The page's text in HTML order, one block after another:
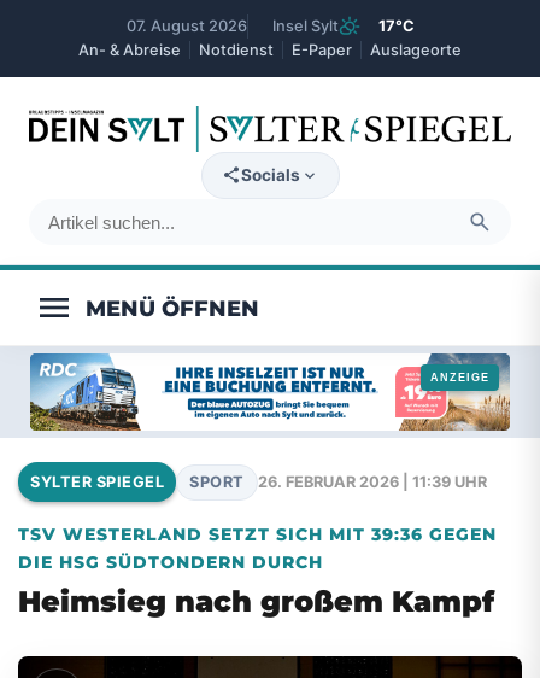
07. August 2026 Insel Syltpartly_cloudy_day
17°C
An- & Abreise
Notdienst E-Paper Auslageorte
search
Socials expand_more
menu
SYLTER SPIEGEL SPORT 26. FEBRUAR 2026 | 11:39 UHR
TSV WESTERLAND SETZT SICH MIT 39:36 GEGEN
DIE HSG SÜDTONDERN DURCH
Heimsieg nach großem Kampf